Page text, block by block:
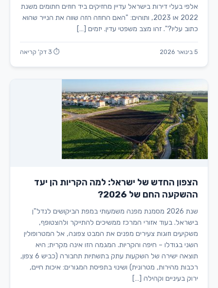
אלפי בעלי דירות בישראל עדיין מחזיקים ביד חוזים חתומים משנת
2022 או 2023, ותוהים: "האם החוזה הזה שווה את הנייר שהוא
כתוב עליו?". זהו מצב משפטי עדין. יזמים […]
5 בינואר 2026 ⏱ 3 דק' קריאה
הצפון החדש של ישראל: למה הקריות הן יעד
ההשקעה החם של 2026?
שנת 2026 מסמנת מפנה משמעותי במפת הביקושים לנדל"ן
בישראל. בעוד אזורי המרכז ממשיכים להתייקר ולהצטופף,
משקיעים וזוגות צעירים מפנים את המבט צפונה, אל המטרופולין
השני בגודלו – חיפה והקריות. המגמה הזו אינה מקרית; היא
תוצאה ישירה של השקעות עתק בתשתיות תחבורה (כביש 6 צפון,
רכבות מהירות, מטרונית) ושינוי בתפיסת המגורים: איכות חיים,
ירוק בעיניים וקהילה […]